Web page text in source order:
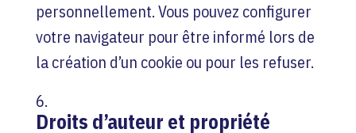
personnellement. Vous pouvez configurer
votre navigateur pour être informé lors de
la création d’un cookie ou pour les refuser.
Droits d’auteur et propriété